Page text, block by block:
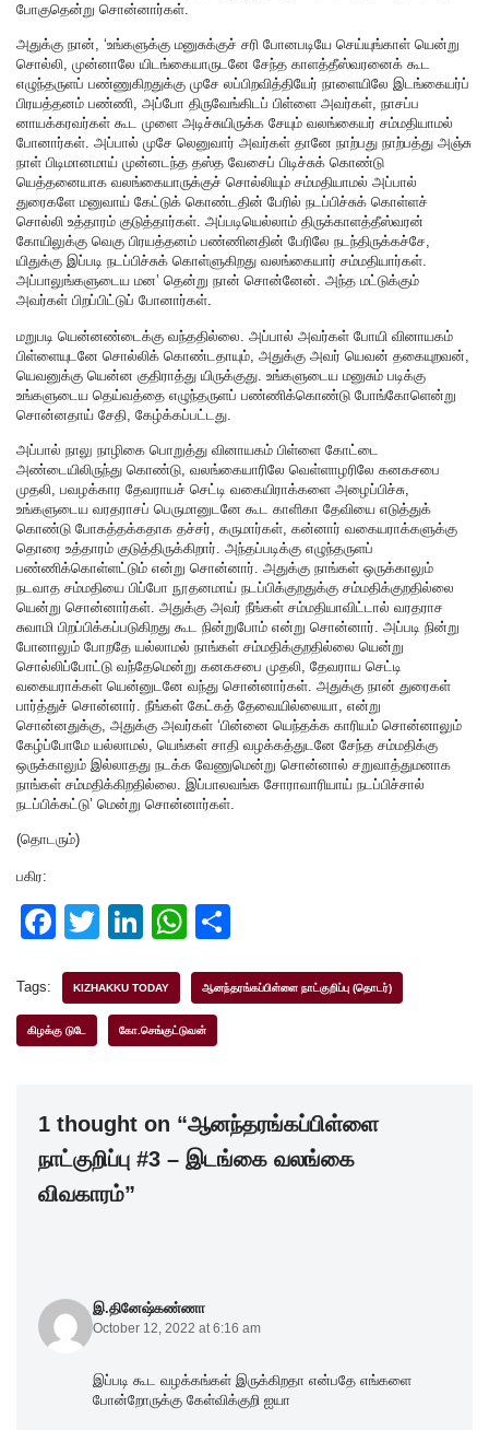
போகுதென்று சொன்னார்கள்.
அதுக்கு நான், ‘உங்களுக்கு மனுசுக்குச் சரி போனபடியே செய்யுங்காள் யென்று
சொல்லி, முன்னாலே யிடங்கையாருடனே சேந்த காளத்தீஸ்வரனைக் கூட
எழுந்தருளப் பண்ணுகிறதுக்கு முசே லப்பிறவித்தியேர் நாளையிலே இடங்கையர்ப்
பிரயத்தனம் பண்ணி, அப்போ திருவேங்கிடப் பிள்ளை அவர்கள், நாசப்ப
னாயக்கரவர்கள் கூட முளை அடிச்சுயிருக்க சேயும் வலங்கையர் சம்மதியாமல்
போனார்கள். அப்பால் முசே லெனுவார் அவர்கள் தானே நாற்பது நாற்பத்து அஞ்சு
நாள் பிடிமானமாய் முன்னடந்த தஸ்த வேசைப் பிடிச்சுக் கொண்டு
யெத்தனையாக வலங்கையாருக்குச் சொல்லியும் சம்மதியாமல் அப்பால்
துரைகளே மனுவாய் கேட்டுக் கொண்டதின் பேரில் நடப்பிச்சுக் கொள்ளச்
சொல்லி உத்தாரம் குடுத்தார்கள். அப்படியெல்லாம் திருக்காளத்தீஸ்வரன்
கோயிலுக்கு வெகு பிரயத்தனம் பண்ணினதின் பேரிலே நடந்திருக்கச்சே,
யிதுக்கு இப்படி நடப்பிச்சுக் கொள்ளுகிறது வலங்கையார் சம்மதியார்கள்.
அப்பாலுங்களுடைய மன’ தென்று நான் சொன்னேன். அந்த மட்டுக்கும்
அவர்கள் பிறப்பிட்டுப் போனார்கள்.
மறுபடி யென்னண்டைக்கு வந்ததில்லை. அப்பால் அவர்கள் போயி வினாயகம்
பிள்ளையுடனே சொல்லிக் கொண்டதாயும், அதுக்கு அவர் யெவன் தகையுறவன்,
யெவனுக்கு யென்ன குதிராத்து யிருக்குது. உங்களுடைய மனுசும் படிக்கு
உங்களுடைய தெய்வத்தை எழுந்தருளப் பண்ணிக்கொண்டு போங்கோளென்று
சொன்னதாய் சேதி, கேழ்க்கப்பட்டது.
அப்பால் நாலு நாழிகை பொறுத்து வினாயகம் பிள்ளை கோட்டை
அண்டையிலிருந்து கொண்டு, வலங்கையாரிலே வெள்ளாழரிலே கனகசபை
முதலி, பவழக்கார தேவராயச் செட்டி வகையிராக்களை அழைப்பிச்சு,
உங்களுடைய வரதராசப் பெருமானுடனே கூட காளிகா தேவியை எடுத்துக்
கொண்டு போகத்தக்கதாக தச்சர், கருமார்கள், கன்னார் வகையராக்களுக்கு
தொரை உத்தாரம் குடுத்திருக்கிறார். அந்தப்படிக்கு எழுந்தருளப்
பண்ணிக்கொள்ளட்டும் என்று சொன்னார். அதுக்கு நாங்கள் ஒருக்காலும்
நடவாத சம்மதியை பிப்போ நூதனமாய் நடப்பிக்குறதுக்கு சம்மதிக்குறதில்லை
யென்று சொன்னார்கள். அதுக்கு அவர் நீங்கள் சம்மதியாவிட்டால் வரதராச
சுவாமி பிறப்பிக்கப்படுகிறது கூட நின்றுபோம் என்று சொன்னார். அப்படி நின்று
போனாலும் போறதே யல்லாமல் நாங்கள் சம்மதிக்குறதில்லை யென்று
சொல்லிப்போட்டு வந்தேமென்று கனகசபை முதலி, தேவராய செட்டி
வகையராக்கள் யென்னுடனே வந்து சொன்னார்கள். அதுக்கு நான் துரைகள்
பார்த்துச் சொன்னார். நீங்கள் கேட்கத் தேவையில்லையா, என்று
சொன்னதுக்கு, அதுக்கு அவர்கள் ‘பின்னை யெந்தக்க காரியம் சொன்னாலும்
கேழ்ப்போமே யல்லாமல், யெங்கள் சாதி வழக்கத்துடனே சேந்த சம்மதிக்கு
ஒருக்காலும் இல்லாதது நடக்க வேணுமென்று சொன்னால் சறுவாத்துமனாக
நாங்கள் சம்மதிக்கிறதில்லை. இப்பாலவங்க சோராவாரியாய் நடப்பிச்சால்
நடப்பிக்கட்டு’ மென்று சொன்னார்கள்.
(தொடரும்)
பகிர:
F
c
e
o
k
T
tt
er
Li
k
e
W
at
s
p
ar
Tags: KIZHAKKU TODAY ஆனந்தரங்கப்பிள்ளை நாட்குறிப்பு (தொடர்)
கிழக்கு டுடே கோ.செங்குட்டுவன்
1 thought on “ஆனந்தரங்கப்பிள்ளை
நாட்குறிப்பு #3 – இடங்கை வலங்கை
விவகாரம்”
இ.தினேஷ்கண்ணா
October 12, 2022 at 6:16 am
இப்படி கூட வழக்கங்கள் இருக்கிறதா என்பதே எங்களை
போன்றோருக்கு கேள்விக்குறி ஐயா